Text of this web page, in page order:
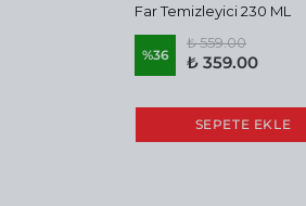
Far Temizleyici 230 ML
%36
₺ 559.00
₺ 359.00
SEPETE EKLE